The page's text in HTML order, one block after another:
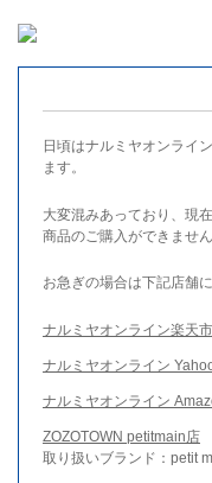
日頃はナルミヤオンライ
ます。
大変混みあっており、現
商品のご購入ができません
お急ぎの場合は下記店舗
ナルミヤオンライン楽天
ナルミヤオンライン
ナルミヤオンライン
ZOZOTOWN petitmain店
取り扱いブランド：petit